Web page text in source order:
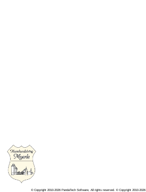
© Copyright 2010-2026 PandaTech Software, All rights reserved. © Copyright 2010-2026